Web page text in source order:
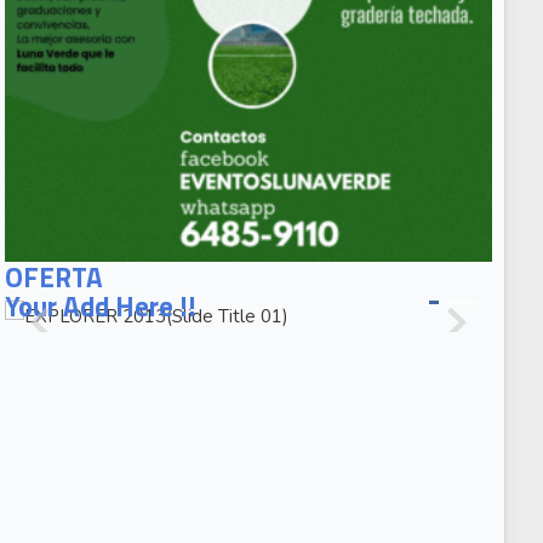
OFERTA
EXPLORER
2013(Slide
EXPLORER
Your Add Here !!